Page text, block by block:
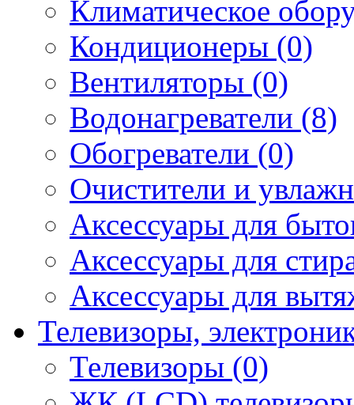
Климатическое
Кондиционеры (0)
Вентиляторы (0)
Водонагреватели (8)
Обогреватели (0)
Очистители и
Аксессуары для
Аксессуары для
Аксессуары для
Телевизоры,
Телевизоры (0)